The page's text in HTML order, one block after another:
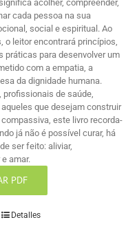
acolher, compreender,
cada pessoa na sua
social e espiritual. Ao
o leitor encontrará princípios,
práticas para desenvolver um
com a empatia, a
da dignidade humana.
profissionais de saúde,
que desejam construir
este livro recorda-
já não é possível curar, há
ser feito: aliviar,
amar.
PDF
Detalles